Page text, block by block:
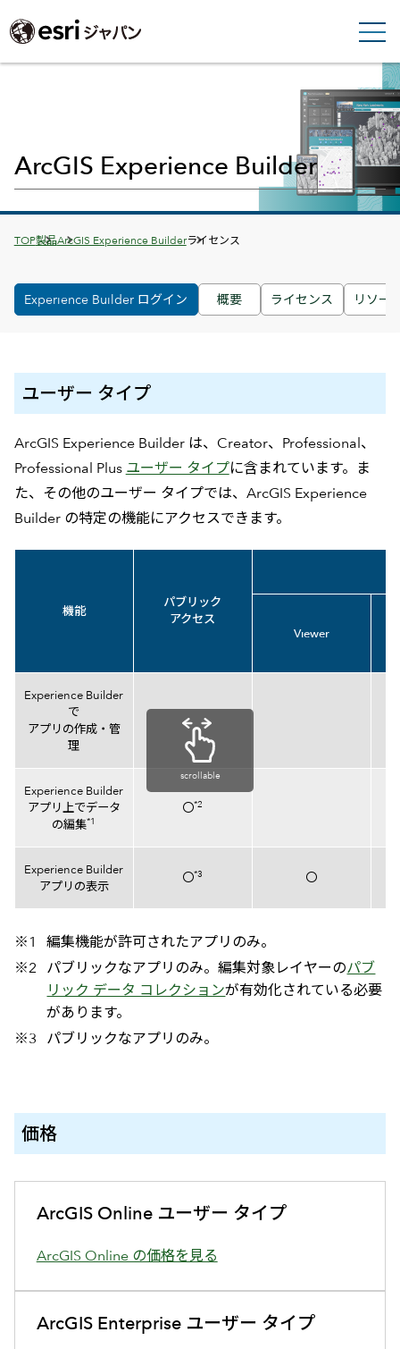
概要 ライセンス リソー
Experience Builder ログイン
ArcGIS Experience Builder
Breadcrumbs
TOP製品ArcGIS Experience Builderライセンス
ユーザー タイプ
ArcGIS Experience Builder は、Creator、Professional、
Professional Plus ユーザー タイプに含まれています。ま
た、その他のユーザー タイプでは、ArcGIS Experience
Builder の特定の機能にアクセスできます。
機能比較表
機能
パブリック
アクセス
Viewer
Experience Builder
で
アプリの作成・管
理
Experience Builder
アプリ上でデータ
の編集*1
〇*2
Experience Builder
アプリの表示
〇*3 〇
scrollable
編集機能が許可されたアプリのみ。
パブリックなアプリのみ。編集対象レイヤーのパブ
リック データ コレクションが有効化されている必要
があります。
パブリックなアプリのみ。
価格
ArcGIS Online ユーザー タイプ
ArcGIS Online の価格を見る
ArcGIS Enterprise ユーザー タイプ